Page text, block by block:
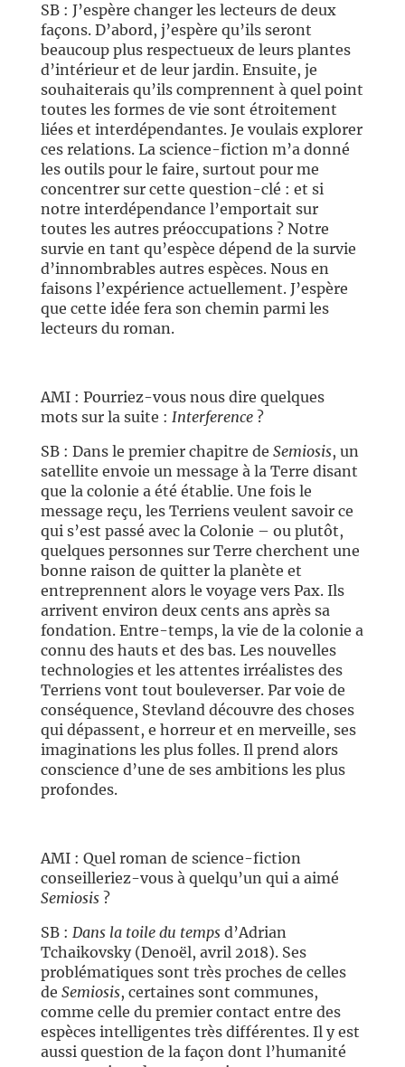
SB : J’espère changer les lecteurs de deux
façons. D’abord, j’espère qu’ils seront
beaucoup plus respectueux de leurs plantes
d’intérieur et de leur jardin. Ensuite, je
souhaiterais qu’ils comprennent à quel point
toutes les formes de vie sont étroitement
liées et interdépendantes. Je voulais explorer
ces relations. La science-fiction m’a donné
les outils pour le faire, surtout pour me
concentrer sur cette question-clé : et si
notre interdépendance l’emportait sur
toutes les autres préoccupations ? Notre
survie en tant qu’espèce dépend de la survie
d’innombrables autres espèces. Nous en
faisons l’expérience actuellement. J’espère
que cette idée fera son chemin parmi les
lecteurs du roman.
AMI : Pourriez-vous nous dire quelques
mots sur la suite : Interference?
SB : Dans le premier chapitre de Semiosis, un
satellite envoie un message à la Terre disant
que la colonie a été établie. Une fois le
message reçu, les Terriens veulent savoir ce
qui s’est passé avec la Colonie – ou plutôt,
quelques personnes sur Terre cherchent une
bonne raison de quitter la planète et
entreprennent alors le voyage vers Pax. Ils
arrivent environ deux cents ans après sa
fondation. Entre-temps, la vie de la colonie a
connu des hauts et des bas. Les nouvelles
technologies et les attentes irréalistes des
Terriens vont tout bouleverser. Par voie de
conséquence, Stevland découvre des choses
qui dépassent, e horreur et en merveille, ses
imaginations les plus folles. Il prend alors
conscience d’une de ses ambitions les plus
profondes.
AMI : Quel roman de science-fiction
conseilleriez-vous à quelqu’un qui a aimé
Semiosis?
SB : Dans la toile du tempsd’Adrian
Tchaikovsky (Denoël, avril 2018). Ses
problématiques sont très proches de celles
de Semiosis, certaines sont communes,
comme celle du premier contact entre des
espèces intelligentes très différentes. Il y est
aussi question de la façon dont l’humanité